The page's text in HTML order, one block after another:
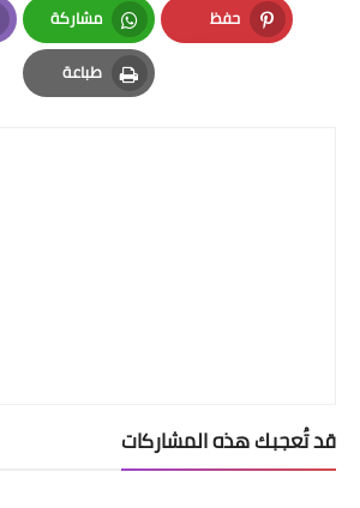
حفظ
Pinterest
مشاركة
Whatsapp
طباعة
Print
قد تُعجبك هذه المشاركات